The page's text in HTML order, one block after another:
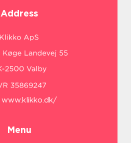
Address
www.klikko.dk/
Menu